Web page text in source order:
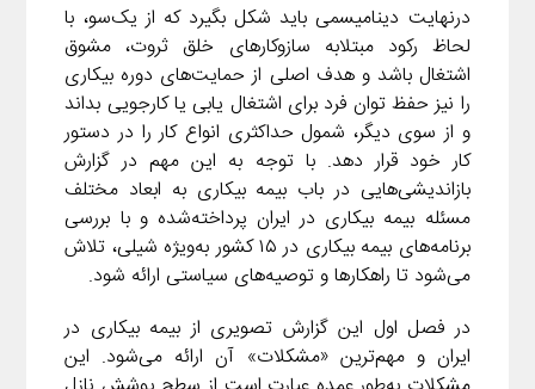
درنهایت دینامیسمی باید شکل بگیرد که از یک‌سو، با
لحاظ رکود مبتلابه سازوکارهای خلق ثروت، مشوق
اشتغال باشد و هدف اصلی از حمایت‌های دوره بیکاری
را نیز حفظ توان فرد برای اشتغال یابی یا کارجویی بداند
و از سوی دیگر، شمول حداکثری انواع کار را در دستور
کار خود قرار دهد. با توجه به این مهم در گزارش
بازاندیشی‌هایی در باب بیمه بیکاری به ابعاد مختلف
مسئله بیمه بیکاری در ایران پرداخته‌شده و با بررسی
برنامه‌های بیمه بیکاری در ۱۵ کشور به‌ویژه شیلی، تلاش
می‌شود تا راهکارها و توصیه‌های سیاستی ارائه شود.
در فصل اول این گزارش تصویری از بیمه بیکاری در
ایران و مهم‌ترین «مشکلات» آن ارائه می‌شود. این